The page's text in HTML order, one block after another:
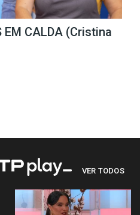
EM CALDA (Cristina
VER TODOS